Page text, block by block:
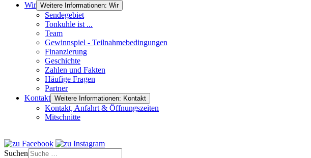
Wir Weitere Informationen: Wir
Sendegebiet
Tonkuhle ist ...
Team
Gewinnspiel - Teilnahmebedingungen
Finanzierung
Geschichte
Zahlen und Fakten
Häufige Fragen
Partner
Kontakt Weitere Informationen: Kontakt
Kontakt, Anfahrt & Öffnungszeiten
Mitschnitte
Suchen